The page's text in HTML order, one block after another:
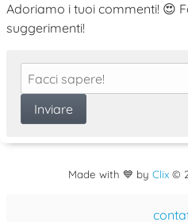
Adoriamo i tuoi commenti! 😍
suggerimenti!
Made with 💙 by Clix©